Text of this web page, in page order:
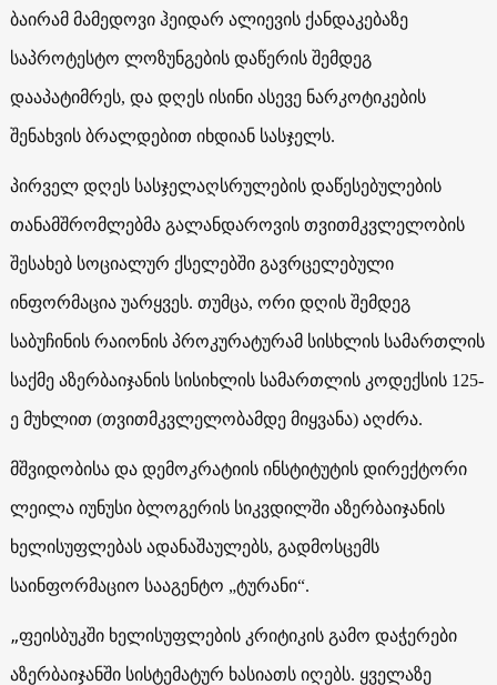
ბაირამ მამედოვი ჰეიდარ ალიევის ქანდაკებაზე
საპროტესტო ლოზუნგების დაწერის შემდეგ
დააპატიმრეს, და დღეს ისინი ასევე ნარკოტიკების
შენახვის ბრალდებით იხდიან სასჯელს.
პირველ დღეს სასჯელაღსრულების დაწესებულების
თანამშრომლებმა გალანდაროვის თვითმკვლელობის
შესახებ სოციალურ ქსელებში გავრცელებული
ინფორმაცია უარყვეს. თუმცა, ორი დღის შემდეგ
საბუჩინის რაიონის პროკურატურამ სისხლის სამართლის
საქმე აზერბაიჯანის სისიხლის სამართლის კოდექსის 125-
ე მუხლით (თვითმკვლელობამდე მიყვანა) აღძრა.
მშვიდობისა და დემოკრატიის ინსტიტუტის დირექტორი
ლეილა იუნუსი ბლოგერის სიკვდილში აზერბაიჯანის
ხელისუფლებას ადანაშაულებს, გადმოსცემს
საინფორმაციო სააგენტო „ტურანი“.
„ფეისბუკში ხელისუფლების კრიტიკის გამო დაჭერები
აზერბაიჯანში სისტემატურ ხასიათს იღებს. ყველაზე